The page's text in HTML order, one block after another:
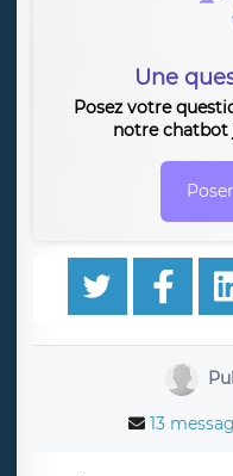
Une
Posez votre
notre
13